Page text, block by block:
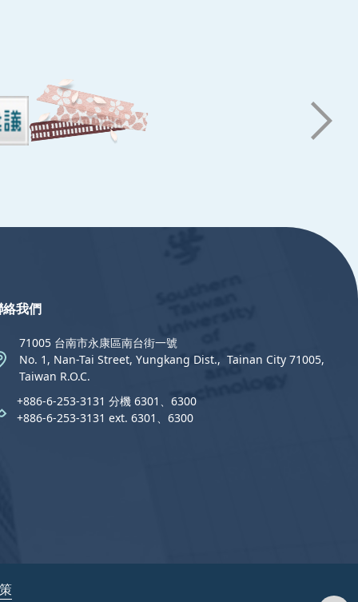
絡我們
71005 台南市永康區南台街一號
No. 1, Nan-Tai Street, Yungkang Dist.,  Tainan City 71005,
Taiwan R.O.C.
+886-6-253-3131 分機 6301、6300
+886-6-253-3131 ext. 6301、6300